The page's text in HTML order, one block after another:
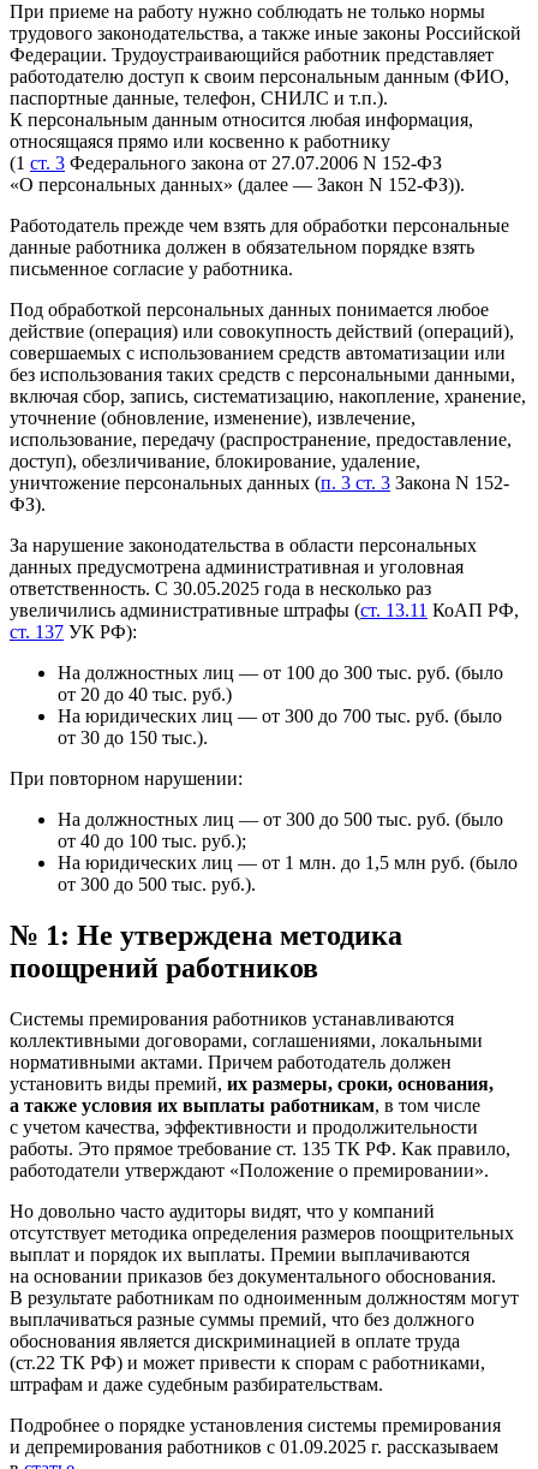
При приеме на работу нужно соблюдать не только нормы
трудового законодательства, а также иные законы Российской
Федерации. Трудоустраивающийся работник представляет
работодателю доступ к своим персональным данным (ФИО,
паспортные данные, телефон, СНИЛС и т.п.).
К персональным данным относится любая информация,
относящаяся прямо или косвенно к работнику
(1 ст. 3 Федерального закона от 27.07.2006 N 152-ФЗ
«О персональных данных» (далее — Закон N 152-ФЗ)).
Работодатель прежде чем взять для обработки персональные
данные работника должен в обязательном порядке взять
письменное согласие у работника.
Под обработкой персональных данных понимается любое
действие (операция) или совокупность действий (операций),
совершаемых с использованием средств автоматизации или
без использования таких средств с персональными данными,
включая сбор, запись, систематизацию, накопление, хранение,
уточнение (обновление, изменение), извлечение,
использование, передачу (распространение, предоставление,
доступ), обезличивание, блокирование, удаление,
уничтожение персональных данных (п. 3 ст. 3 Закона N 152-
ФЗ).
За нарушение законодательства в области персональных
данных предусмотрена административная и уголовная
ответственность. С 30.05.2025 года в несколько раз
увеличились административные штрафы (ст. 13.11 КоАП РФ,
ст. 137 УК РФ):
На должностных лиц — от 100 до 300 тыс. руб. (было
от 20 до 40 тыс. руб.)
На юридических лиц — от 300 до 700 тыс. руб. (было
от 30 до 150 тыс.).
При повторном нарушении:
На должностных лиц — от 300 до 500 тыс. руб. (было
от 40 до 100 тыс. руб.);
На юридических лиц — от 1 млн. до 1,5 млн руб. (было
от 300 до 500 тыс. руб.).
№ 1: Не утверждена методика
поощрений работников
Системы премирования работников устанавливаются
коллективными договорами, соглашениями, локальными
нормативными актами. Причем работодатель должен
установить виды премий, их размеры, сроки, основания,
а также условия их выплаты работникам, в том числе
с учетом качества, эффективности и продолжительности
работы. Это прямое требование ст. 135 ТК РФ. Как правило,
работодатели утверждают «Положение о премировании».
Но довольно часто аудиторы видят, что у компаний
отсутствует методика определения размеров поощрительных
выплат и порядок их выплаты. Премии выплачиваются
на основании приказов без документального обоснования.
В результате работникам по одноименным должностям могут
выплачиваться разные суммы премий, что без должного
обоснования является дискриминацией в оплате труда
(ст.22 ТК РФ) и может привести к спорам с работниками,
штрафам и даже судебным разбирательствам.
Подробнее о порядке установления системы премирования
и депремирования работников с 01.09.2025 г. рассказываем